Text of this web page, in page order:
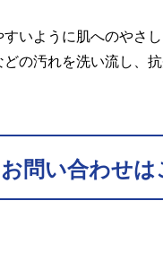
いように肌へのやさ
の汚れを洗い流し、
お問い合わせは